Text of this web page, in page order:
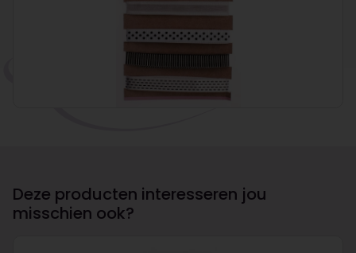
Deze producten interesseren jou
misschien ook?